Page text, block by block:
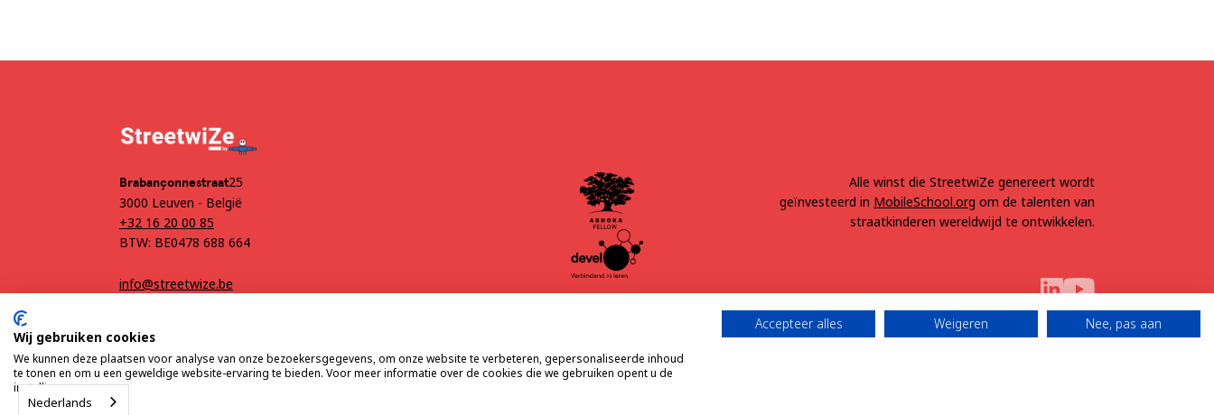
‍Brabançonnestraat25
3000 Leuven - België
+32 16 20 00 85
BTW: BE0478 688 664
info@streetwize.be
Alle winst die StreetwiZe genereert wordt
geïnvesteerd in MobileSchool.org om de talenten van
straatkinderen wereldwijd te ontwikkelen.
Algemene voorwaarden
Nederlands
Wij gebruiken cookies
We kunnen deze plaatsen voor analyse van onze bezoekersgegevens, om onze website te verbeteren, gepersonaliseerde inhoud
te tonen en om u een geweldige website-ervaring te bieden. Voor meer informatie over de cookies die we gebruiken opent u de
instellingen.
Accepteer alles Weigeren Nee, pas aan